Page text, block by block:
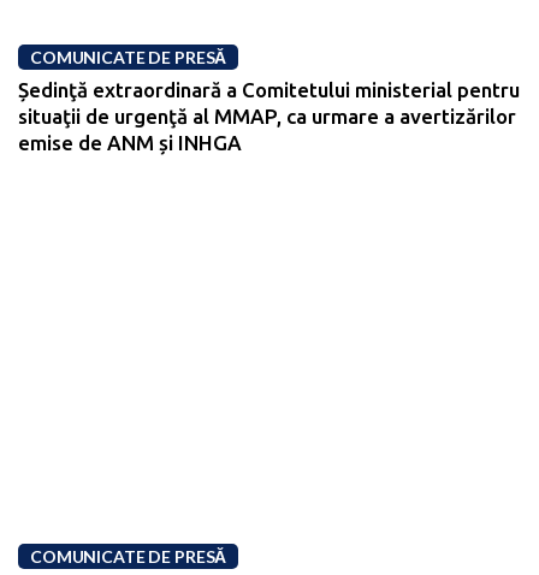
COMUNICATE DE PRESĂ
Ședinţă extraordinară a Comitetului ministerial pentru
situaţii de urgenţă al MMAP, ca urmare a avertizărilor
emise de ANM și INHGA
COMUNICATE DE PRESĂ